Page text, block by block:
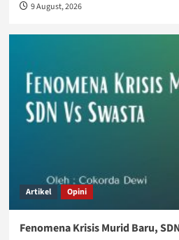
9 August, 2026
Artikel Opini
Fenomena Krisis Murid Baru,